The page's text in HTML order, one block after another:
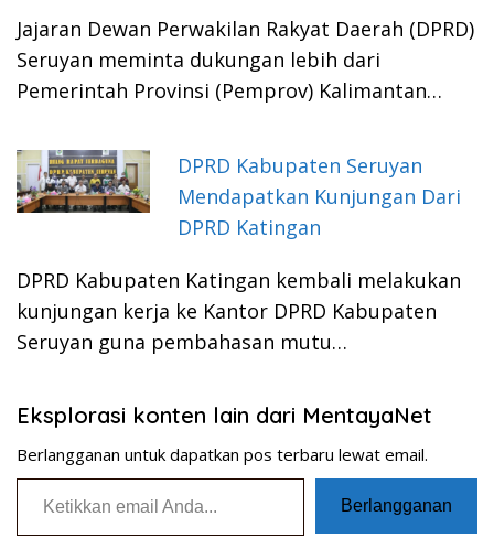
Jajaran Dewan Perwakilan Rakyat Daerah (DPRD)
Seruyan meminta dukungan lebih dari
Pemerintah Provinsi (Pemprov) Kalimantan…
DPRD Kabupaten Seruyan
Mendapatkan Kunjungan Dari
DPRD Katingan
DPRD Kabupaten Katingan kembali melakukan
kunjungan kerja ke Kantor DPRD Kabupaten
Seruyan guna pembahasan mutu…
Eksplorasi konten lain dari MentayaNet
Berlangganan untuk dapatkan pos terbaru lewat email.
Ketikkan email Anda...
Berlangganan